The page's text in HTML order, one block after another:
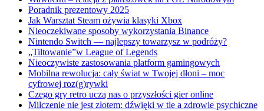
Poradnik prezentowy 2025
Jak Warsztat Steam ożywia klasyki Xbox
Nieoczekiwane sposoby wykorzystania Binance
Nintendo Switch — najlepszy towarzysz w podróży?
„Tiltowanie”w League of Legends
Nieoczywiste zastosowania platform gamingowych
Mobilna rewolucja: cały świat w Twojej dłoni – moc
cyfrowej roz(g)rywki
Czego gry retro uczą nas o przyszłości gier online
Milczenie nie jest złotem: dźwięki w tle a zdrowie psychiczne